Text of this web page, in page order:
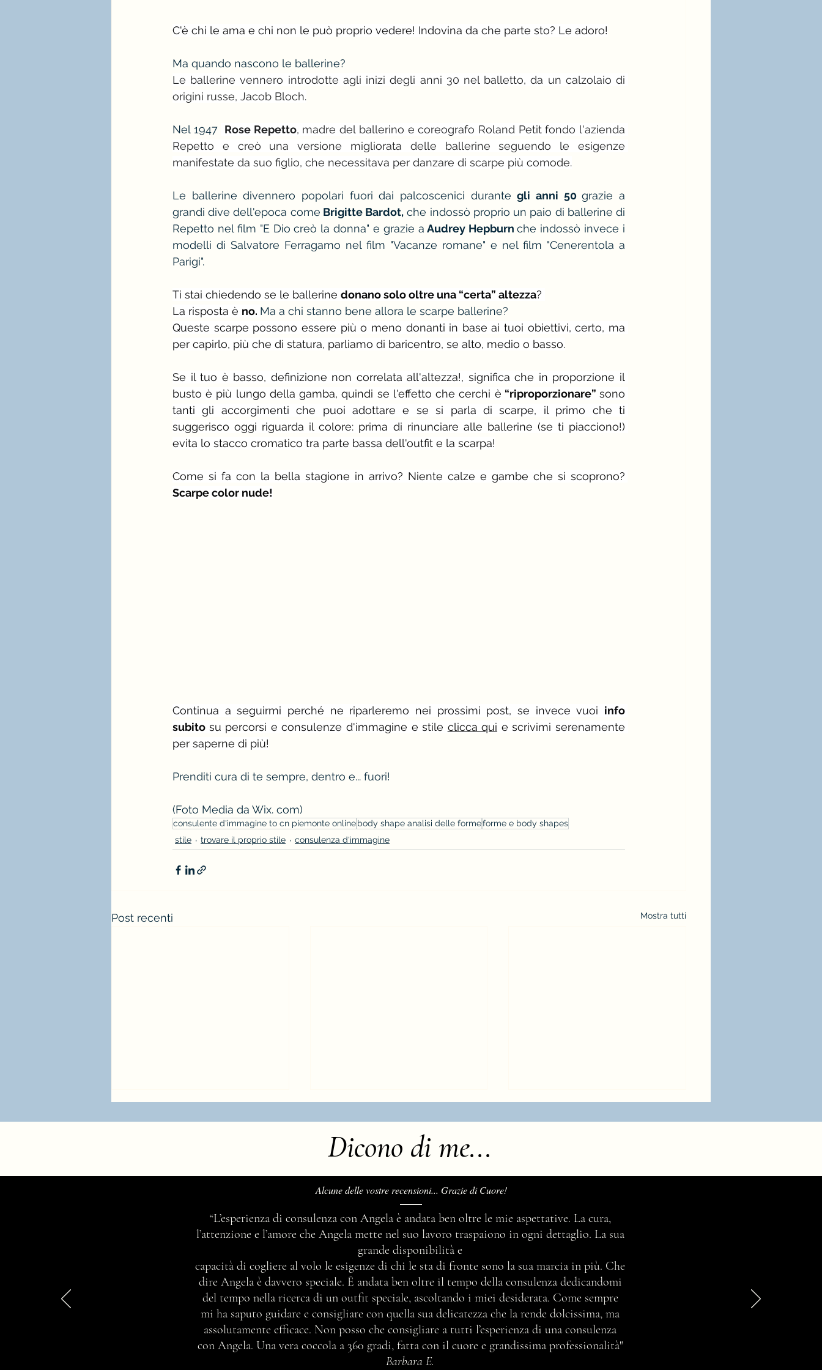
C'è chi le ama e chi non le può proprio vedere! Indovina da che parte sto? Le adoro!
Ma quando nascono le ballerine?
Le ballerine vennero introdotte agli inizi degli anni 30 nel balletto, da un calzolaio di
origini russe, Jacob Bloch.
Nel 1947 Rose Repetto, madre del ballerino e coreografo Roland Petit fondo l'azienda
Repetto e creò una versione migliorata delle ballerine seguendo le esigenze
manifestate da suo figlio, che necessitava per danzare di scarpe più comode.
Le ballerine divennero popolari fuori dai palcoscenici durante gli anni 50 grazie a
grandi dive dell'epoca come Brigitte Bardot, che indossò proprio un paio di ballerine di
Repetto nel film "E Dio creò la donna" e grazie a Audrey Hepburn che indossò invece i
modelli di Salvatore Ferragamo nel film "Vacanze romane" e nel film "Cenerentola a
Parigi".
Ti stai chiedendo se le ballerine donano solo oltre una “certa” altezza?
La risposta è no. Ma a chi stanno bene allora le scarpe ballerine?
Queste scarpe possono essere più o meno donanti in base ai tuoi obiettivi, certo, ma
per capirlo, più che di statura, parliamo di baricentro, se alto, medio o basso.
Se il tuo è basso, definizione non correlata all'altezza!, significa che in proporzione il
busto è più lungo della gamba, quindi se l'effetto che cerchi è “riproporzionare” sono
tanti gli accorgimenti che puoi adottare e se si parla di scarpe, il primo che ti
suggerisco oggi riguarda il colore: prima di rinunciare alle ballerine (se ti piacciono!)
evita lo stacco cromatico tra parte bassa dell'outfit e la scarpa!
Come si fa con la bella stagione in arrivo? Niente calze e gambe che si scoprono?
Scarpe color nude!
Continua a seguirmi perché ne riparleremo nei prossimi post, se invece vuoi info
subito su percorsi e consulenze d'immagine e stile clicca qui e scrivimi serenamente
per saperne di più!
Prenditi cura di te sempre, dentro e... fuori!
(Foto Media da Wix. com)
consulente d'immagine to cn piemonte onlinebody shape analisi delle formeforme e body shapes
stile
trovare il proprio stile consulenza d'immagine
Post recenti Mostra tutti
di immagine professionista?
Forme del corpo... body
shapes...conoscere la propria per
scegliere consapevolmente: la
fisicità "Rettangolo"
abbigliamento, di arredamento e
così via... ma come nasce questa
Dicono di me...
Alcune delle vostre recensioni... Grazie di Cuore!
“L’esperienza di consulenza con Angela è andata ben oltre le mie aspettative. La cura,
l’attenzione e l’amore che Angela mette nel suo lavoro traspaiono in ogni dettaglio. La sua
grande disponibilità e
capacità di cogliere al volo le esigenze di chi le sta di fronte sono la sua marcia in più. Che
dire Angela è davvero speciale. È andata ben oltre il tempo della consulenza dedicandomi
del tempo nella ricerca di un outfit speciale, ascoltando i miei desiderata. Come sempre
mi ha saputo guidare e consigliare con quella sua delicatezza che la rende dolcissima, ma
assolutamente efficace. Non posso che consigliare a tutti l’esperienza di una consulenza
con Angela. Una vera coccola a 360 gradi, fatta con il cuore e grandissima professionalità"
Barbara E.